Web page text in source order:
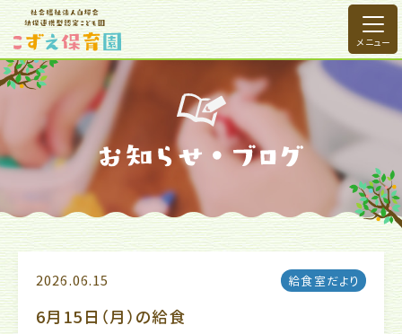
2026.06.15 給食室だより
6月15日（月）の給食